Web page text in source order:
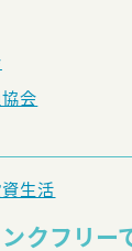
会
生活
クフリー